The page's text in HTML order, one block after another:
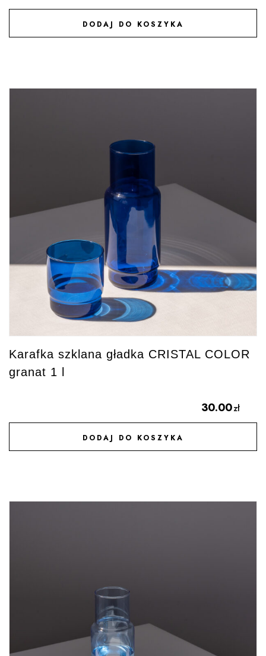
DODAJ DO KOSZYKA
DODAJ DO ULUBIONYCH
Karafka szklana gładka CRISTAL COLOR
granat 1 l
30.00zł
DODAJ DO KOSZYKA
DODAJ DO ULUBIONYCH